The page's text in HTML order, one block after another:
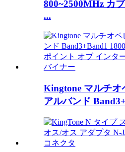
800~2500MHz カ
...
Kingtone マルチオ
アルバンド